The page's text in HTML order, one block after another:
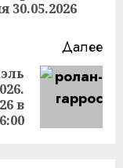
30.05.2026
Далее
в